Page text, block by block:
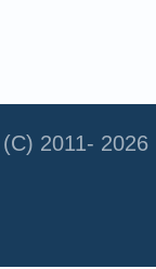
(C) 2011- 2026